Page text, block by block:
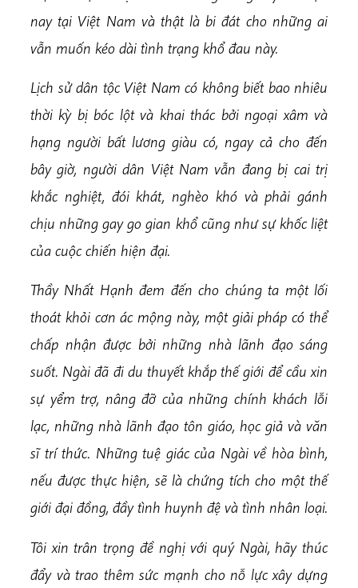
nay tại Việt Nam và thật là bi đát cho những ai
vẫn muốn kéo dài tình trạng khổ đau này.
Lịch sử dân tộc Việt Nam có không biết bao nhiêu
thời kỳ bị bóc lột và khai thác bởi ngoại xâm và
hạng người bất lương giàu có, ngay cả cho đến
bây giờ, người dân Việt Nam vẫn đang bị cai trị
khắc nghiệt, đói khát, nghèo khó và phải gánh
chịu những gay go gian khổ cũng như sự khốc liệt
của cuộc chiến hiện đại.
Thầy Nhất Hạnh đem đến cho chúng ta một lối
thoát khỏi cơn ác mộng này, một giải pháp có thể
chấp nhận được bởi những nhà lãnh đạo sáng
suốt. Ngài đã đi du thuyết khắp thế giới để cầu xin
sự yểm trợ, nâng đỡ của những chính khách lỗi
lạc, những nhà lãnh đạo tôn giáo, học giả và văn
sĩ trí thức. Những tuệ giác của Ngài về hòa bình,
nếu được thực hiện, sẽ là chứng tích cho một thế
giới đại đồng, đầy tình huynh đệ và tình nhân loại.
Tôi xin trân trọng đề nghị với quý Ngài, hãy thúc
đẩy và trao thêm sức mạnh cho nỗ lực xây dựng